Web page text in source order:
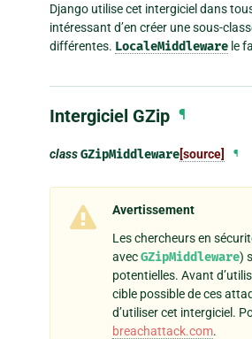
Django utilise cet intergiciel dans
intéressant d’en créer une sous-
différentes. LocaleMiddleware le
Intergiciel GZip ¶
classGZipMiddleware[source] ¶
Avertissement
Les chercheurs en
avecGZipMiddleware)
potentielles. Avant
cible possible de ces
d’utiliser cet intergiciel.
breachattack.com.